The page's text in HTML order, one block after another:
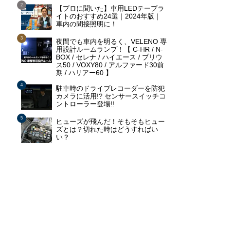
【プロに聞いた】車用LEDテープラ
イトのおすすめ24選｜2024年版｜
車内の間接照明に！
夜間でも車内を明るく、VELENO 専
用設計ルームランプ！【 C-HR / N-
BOX / セレナ / ハイエース / プリウ
ス50 / VOXY80 / アルファード30前
期 / ハリアー60 】
駐車時のドライブレコーダーを防犯
カメラに活用!? センサースイッチコ
ントローラー登場!!
ヒューズが飛んだ！そもそもヒュー
ズとは？切れた時はどうすればい
い？